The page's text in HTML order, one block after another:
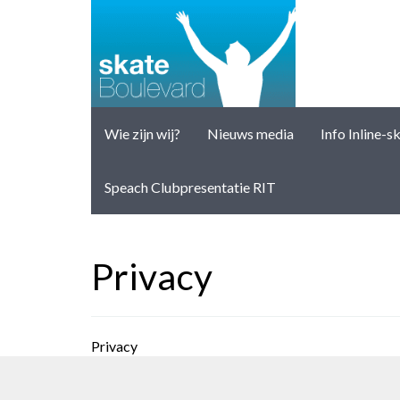
Wie zijn wij? Nieuws media Info Inline-
Speach Clubpresentatie RIT
Privacy
Privacy